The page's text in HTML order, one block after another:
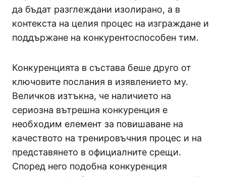
да бъдат разглеждани изолирано, а в
контекста на целия процес на изграждане и
поддържане на конкурентоспособен тим.
Конкуренцията в състава беше друго от
ключовите послания в изявлението му.
Величков изтъкна, че наличието на
сериозна вътрешна конкуренция е
необходим елемент за повишаване на
качеството на тренировъчния процес и на
представянето в официалните срещи.
Според него подобна конкуренция